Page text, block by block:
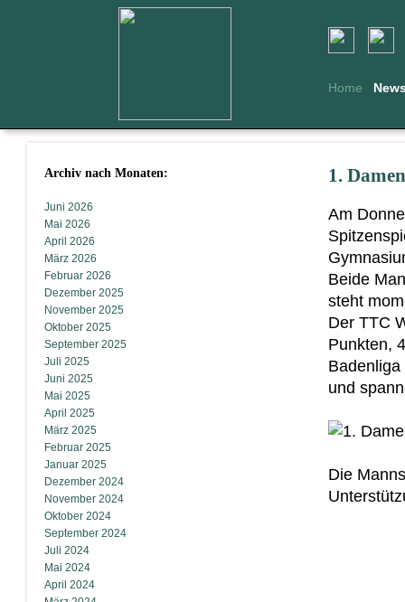
Home
Archiv nach Monaten:
Juni 2026
Mai 2026
April 2026
März 2026
Februar 2026
Dezember 2025
November 2025
Oktober 2025
September 2025
Juli 2025
Juni 2025
Mai 2025
April 2025
März 2025
Februar 2025
Januar 2025
Dezember 2024
November 2024
Oktober 2024
September 2024
Juli 2024
Mai 2024
April 2024
1.
Am
Beide
steht
Der TTC
Punkten,
und
Die